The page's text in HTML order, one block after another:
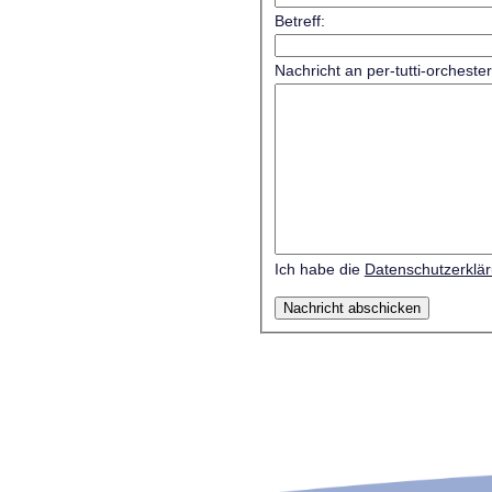
Betreff:
Nachricht an per-tutti-
Ich habe die